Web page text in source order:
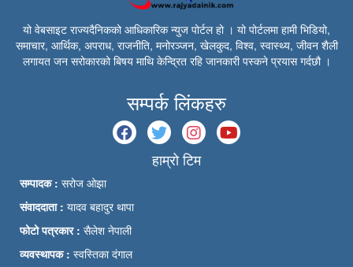
यो वेबसाइट राज्यदैनिकको आधिकारिक न्युज पोर्टल हो । यो पोर्टलमा हामी भिडियो,
समाचार, आर्थिक, अपराध, राजनीति, मनोरञ्जन, खेलकुद, विश्व, स्वास्थ्य, जीवन शैली
लगायत जन सरोकारको बिषय माथि केन्द्रित रहि जानकारी पस्कने प्रयास गर्दछौ ।
सम्पर्क लिंकहरु
हाम्रो टिम
सम्पादक : सरोज ओझा
संवाददाता : यादव बहादुर थापा
फोटो पत्रकार : सैलेश नेपाली
व्यवस्थापक : स्वस्तिका दंगाल